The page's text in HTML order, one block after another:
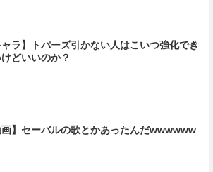
ャラ】トパーズ引かない人はこいつ強化でき
どいいのか？
画】セーバルの歌とかあったんだwwwwww